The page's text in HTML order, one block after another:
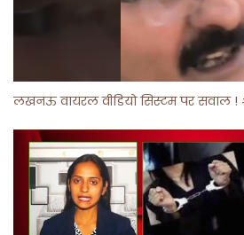
लखनऊ वायरल वीडियो सिस्टम पर सवाल